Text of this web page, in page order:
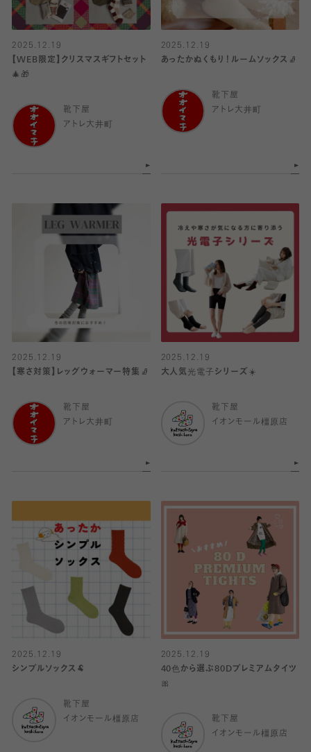
2025.12.19
【WEB限定】クリスマスギフトセット
🎄🎁
靴下屋
アトレ大井町
2025.12.19
あったかぬくもり！ルームソックス🧦
靴下屋
アトレ大井町
2025.12.19
【寒さ対策】レッグウォーマー特集🧦
靴下屋
アトレ大井町
2025.12.19
大人気光電子シリーズ☀️
靴下屋
イオンモール橿原店
2025.12.19
シンプルソックス🐏
靴下屋
イオンモール橿原店
2025.12.19
40色から選ぶ80Dプレミアムタイツ
🎀
靴下屋
イオンモール橿原店